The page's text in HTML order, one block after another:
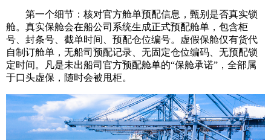
第一个细节：核对官方舱单预配信息，甄别是否真实锁
舱。真实保舱会在船公司系统生成正式预配舱单，包含柜
号、封条号、截单时间、预配仓位编号。虚假保舱仅有货代
自制订舱单，无船司预配记录、无固定仓位编码、无预配锁
定时间。凡是未出船司官方预配舱单的“保舱承诺”，全部属
于口头虚保，随时会被甩柜。